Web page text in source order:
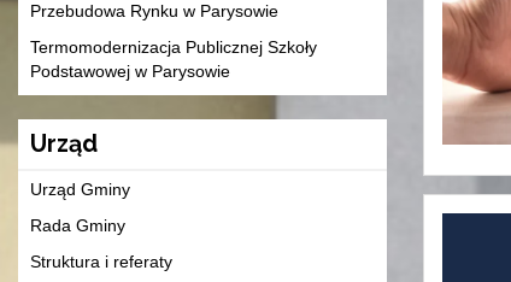
Przebudowa Rynku w Parysowie
Termomodernizacja Publicznej Szkoły
Podstawowej w Parysowie
Urząd
Urząd Gminy
Rada Gminy
Struktura i referaty